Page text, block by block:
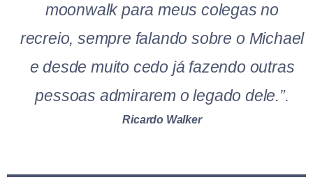
moonwalk para meus colegas no
recreio, sempre falando sobre o Michael
e desde muito cedo já fazendo outras
pessoas admirarem o legado dele.”.
Ricardo Walker